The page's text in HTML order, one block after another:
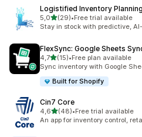
Logistified Inventory Planning
5,0na 5 gwiazdek
(29)
Łączna liczba recenzji: 29
•Free trial available
Stay in stock with predictive,
FlexSync: Google Sheets
4,7na 5 gwiazdek
(15)
Łączna liczba recenzji: 15
•Free plan available
Sync inventory with Google
Built for Shopify
Cin7 Core
4,6na 5 gwiazdek
(48)
Łączna liczba recenzji: 48
•Free trial available
An app for inventory control,